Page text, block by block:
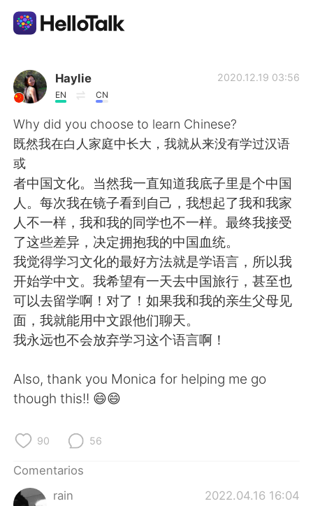
Aplicación de intercambio de idiomas
AI Grammar Checker
Español
English 简体中文
繁體中文 العربية
Français Deutsch
日本語 한국어
Indonesia Italiano
Haylie
EN CN
2020.12.19 03:56
Why did you choose to learn Chinese?
既然我在白人家庭中长大，我就从来没有学过汉语
或
者中国文化。当然我一直知道我底子里是个中国
人。每次我在镜子看到自己，我想起了我和我家
人不一样，我和我的同学也不一样。最终我接受
了这些差异，决定拥抱我的中国血统。
我觉得学习文化的最好方法就是学语言，所以我
开始学中文。我希望有一天去中国旅行，甚至也
可以去留学啊！对了！如果我和我的亲生父母见
面，我就能用中文跟他们聊天。
我永远也不会放弃学习这个语言啊！
Also, thank you Monica for helping me go
though this!! 😄😄
90 56
Comentarios
rain
2022.04.16 16:04